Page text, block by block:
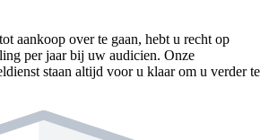
aankoop over te gaan, hebt u recht op
per jaar bij uw audicien. Onze
staan altijd voor u klaar om u verder te